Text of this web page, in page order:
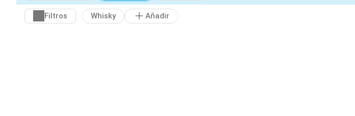
Filtros Whisky Añadir